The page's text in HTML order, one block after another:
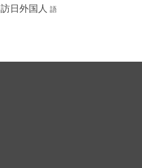
訪日外国人 語